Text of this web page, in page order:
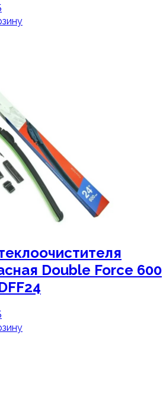
Double Force 600